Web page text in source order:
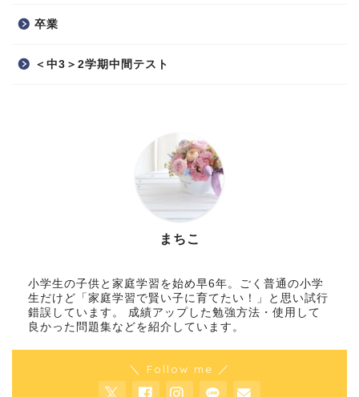
卒業
＜中3＞2学期中間テスト
まちこ
小学生の子供と家庭学習を始め早6年。ごく普通の小学
生だけど「家庭学習で賢い子に育てたい！」と思い試行
錯誤しています。 成績アップした勉強方法・使用して
良かった問題集などを紹介しています。
＼ Follow me ／